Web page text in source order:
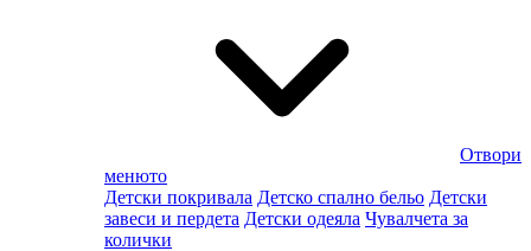
Отвори
менюто
Детски покривала Детско спално бельо Детски
завеси и пердета Детски одеяла Чувалчета за
колички